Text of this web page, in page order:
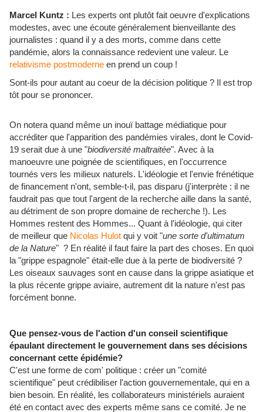
Marcel Kuntz : Les experts ont plutôt fait oeuvre d'explications
modestes, avec une écoute généralement bienveillante des
journalistes : quand il y a des morts, comme dans cette
pandémie, alors la connaissance redevient une valeur. Le
relativisme postmoderne en prend un coup !
Sont-ils pour autant au coeur de la décision politique ? Il est trop
tôt pour se prononcer.
On notera quand même un inouï battage médiatique pour
accréditer que l'apparition des pandémies virales, dont le Covid-
19 serait due à une "biodiversité maltraitée". Avec à la
manoeuvre une poignée de scientifiques, en l'occurrence
tournés vers les milieux naturels. L'idéologie et l'envie frénétique
de financement n'ont, semble-t-il, pas disparu (j'interprète : il ne
faudrait pas que tout l'argent de la recherche aille dans la santé,
au détriment de son propre domaine de recherche !). Les
Hommes restent des Hommes... Quant à l'idéologie, qui citer
de meilleur que Nicolas Hulot qui y voit "une sorte d'ultimatum
de la Nature" ? En réalité il faut faire la part des choses. En quoi
la "grippe espagnole" était-elle due à la perte de biodiversité ?
Les oiseaux sauvages sont en cause dans la grippe asiatique et
la plus récente grippe aviaire, autrement dit la nature n'est pas
forcément bonne.
Que pensez-vous de l'action d'un conseil scientifique
épaulant directement le gouvernement dans ses décisions
concernant cette épidémie?
C'est une forme de com' politique : créer un "comité
scientifique" peut crédibiliser l'action gouvernementale, qui en a
bien besoin. En réalité, les collaborateurs ministériels auraient
été en contact avec des experts même sans ce comité. Je ne